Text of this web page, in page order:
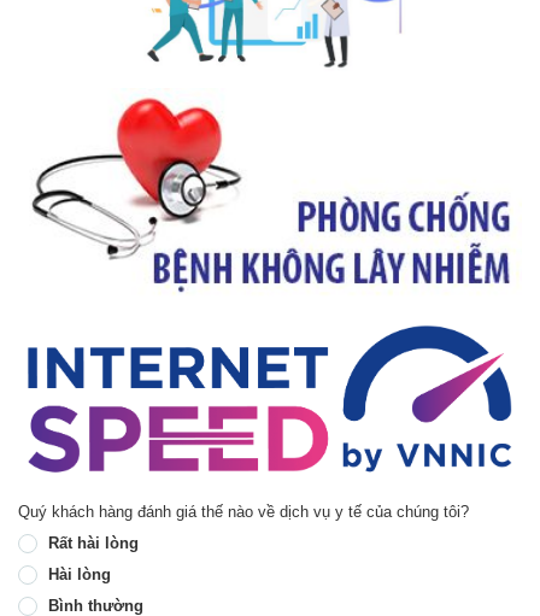
Quý khách hàng đánh giá thế nào về dịch vụ y tế của chúng tôi?
Rất hài lòng
Hài lòng
Bình thường